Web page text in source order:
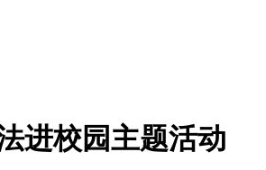
进校园主题活动